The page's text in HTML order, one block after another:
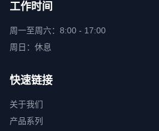
工作时间
周一至周六：8:00 - 17:00
周日：休息
快速链接
关于我们
产品系列